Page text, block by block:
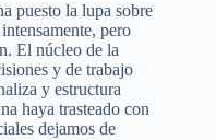
puesto la lupa sobre
pero
El núcleo de la
y de trabajo
y estructura
haya trasteado con
dejamos de